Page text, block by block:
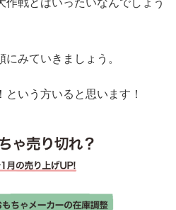
作戦とはいったいなんでしょう
みていきましょう。
いう方いると思います！